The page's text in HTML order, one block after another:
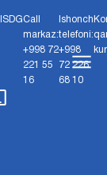
SDGCall
markaz:
+998 72
221 55
16
Ishonch
telefoni:
+998
72 226
68 10